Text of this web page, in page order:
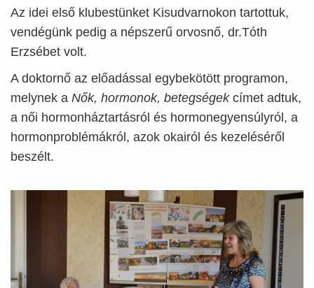
Az idei első klubestünket Kisudvarnokon tartottuk,
vendégünk pedig a népszerű orvosnő, dr.Tóth
Erzsébet volt.
A doktornő az előadással egybekötött programon,
melynek a Nők, hormonok, betegségekcímet adtuk,
a női hormonháztartásról és hormonegyensúlyról, a
hormonproblémákról, azok okairól és kezeléséről
beszélt.